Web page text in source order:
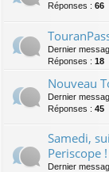
Réponses : 66
Dernier
Réponses : 18
Nouveau
Dernier
Réponses : 45
Samedi,
Periscope !
Dernier